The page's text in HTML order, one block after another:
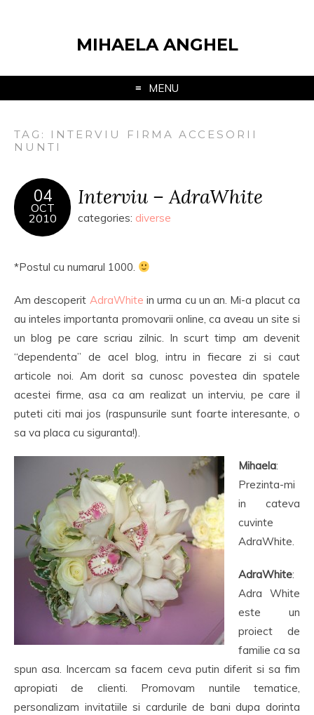
MIHAELA ANGHEL
MENU
TAG: INTERVIU FIRMA ACCESORII
NUNTI
04
OCT
2010
Interviu – AdraWhite
categories: diverse
*Postul cu numarul 1000.
Am descoperit AdraWhite in urma cu un an. Mi-a placut ca
au inteles importanta promovarii online, ca aveau un site si
un blog pe care scriau zilnic. In scurt timp am devenit
“dependenta” de acel blog, intru in fiecare zi si caut
articole noi. Am dorit sa cunosc povestea din spatele
acestei firme, asa ca am realizat un interviu, pe care il
puteti citi mai jos (raspunsurile sunt foarte interesante, o
sa va placa cu siguranta!).
Mihaela:
Prezinta-mi
in cateva
cuvinte
AdraWhite.
AdraWhite:
Adra White
este un
proiect de
familie ca sa
spun asa. Incercam sa facem ceva putin diferit si sa fim
apropiati de clienti. Promovam nuntile tematice,
personalizam invitatiile si cardurile de bani dupa dorinta